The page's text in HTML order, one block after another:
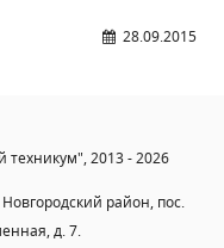
ДДТТ28.09.2015
2013 - 2026
район, пос.
д. 7.